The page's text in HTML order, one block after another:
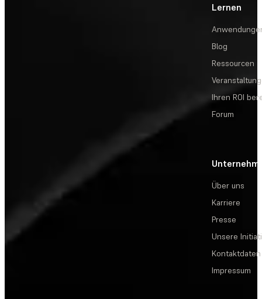
Lernen
Blog
Ressourcen
Ihren ROI
Forum
Über uns
Karriere
Presse
Unsere
Kontaktdaten
Impressum